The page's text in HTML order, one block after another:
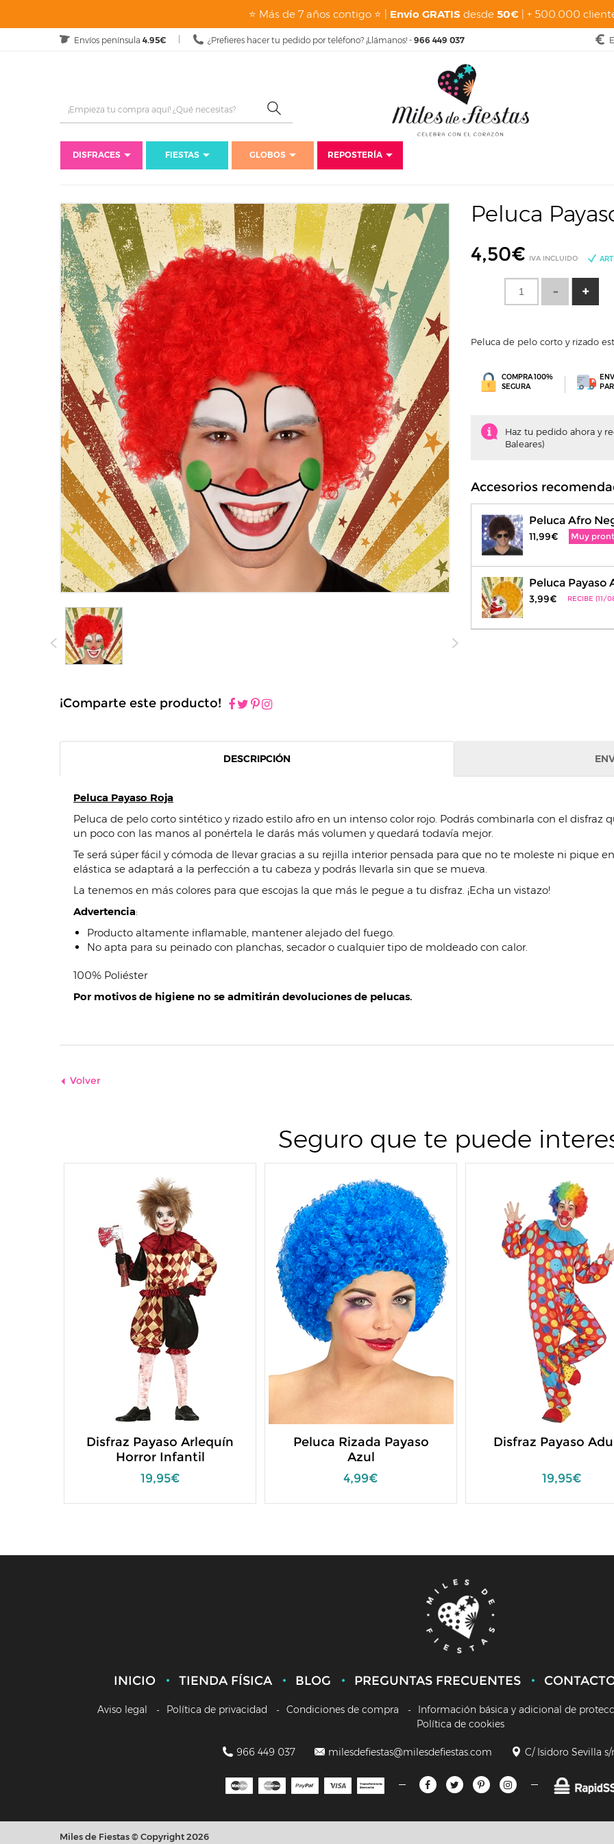
⭐ Más de 7 años contigo ⭐ | Envío GRATIS desde 50€ | + 500.000
Envíos península 4.95€ ¿Prefieres hacer tu pedido por teléfono? ¡Llámanos! - 966 449 037
DISFRACES FIESTAS GLOBOS
REPOSTERÍA
Inicio
Disfraces Carnaval
¡Comparte este producto!
Peluca
4,50€ IVA INCLUIDO
Peluca de pelo corto y rizado
COMPRA 100%
SEGURA
Haz tu pedido ahora y
Baleares)
Accesorios
Peluca Afro
11,99€ Muy
Peluca Payaso
3,99€ RECIBE (11/
DESCRIPCIÓN
Peluca Payaso Roja
Peluca de pelo corto sintético y rizado estilo afro en un intenso color rojo. Podrás combinarla con el disfraz
un poco con las manos al ponértela le darás más volumen y quedará todavía mejor.
Te será súper fácil y cómoda de llevar gracias a su rejilla interior pensada para que no te moleste ni pique
elástica se adaptará a la perfección a tu cabeza y podrás llevarla sin que se mueva.
La tenemos en más colores para que escojas la que más le pegue a tu disfraz. ¡Echa un vistazo!
Advertencia:
Producto altamente inflamable, mantener alejado del fuego.
No apta para su peinado con planchas, secador o cualquier tipo de moldeado con calor.
100% Poliéster
Por motivos de higiene no se admitirán devoluciones de pelucas.
Volver
Seguro que te puede
Disfraz Payaso Arlequín
Horror Infantil
19,95€
Peluca Rizada Payaso
Azul
4,99€
Disfraz Payaso
19,95€
INICIO TIENDA FÍSICA BLOG PREGUNTAS FRECUENTES
Aviso legal Política de privacidad Condiciones de compra
Información básica y adicional de
Política de cookies
966 449 037 milesdefiestas@milesdefiestas.com C/ Isidoro Sevilla
Miles de Fiestas © Copyright 2026